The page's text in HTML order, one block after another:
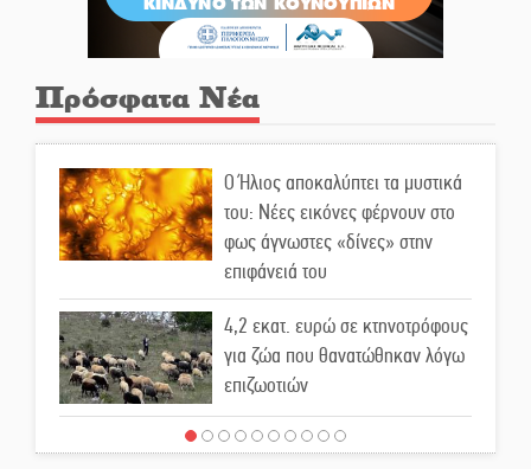
Πρόσφατα Νέα
Ο Ήλιος αποκαλύπτει τα μυστικά
του: Νέες εικόνες φέρνουν στο
φως άγνωστες «δίνες» στην
επιφάνειά του
4,2 εκατ. ευρώ σε κτηνοτρόφους
για ζώα που θανατώθηκαν λόγω
επιζωοτιών
Η ψυχολογία της ανατροπής στο